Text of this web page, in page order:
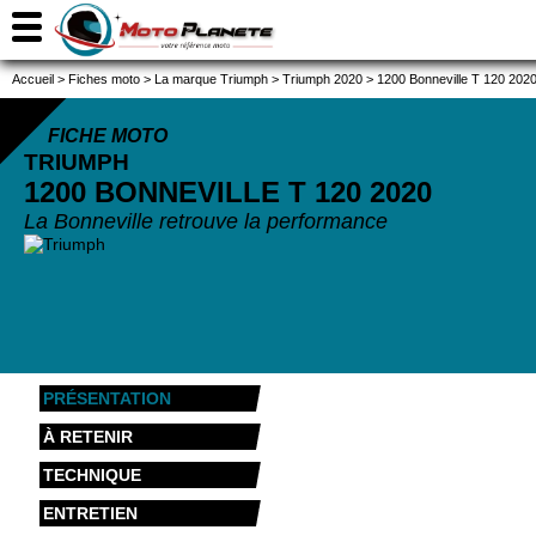
Accueil > Fiches moto > La marque Triumph > Triumph 2020 > 1200 Bonneville T 120 2020
FICHE MOTO
TRIUMPH
1200 BONNEVILLE T 120 2020
La Bonneville retrouve la performance
PRÉSENTATION
À RETENIR
TECHNIQUE
ENTRETIEN